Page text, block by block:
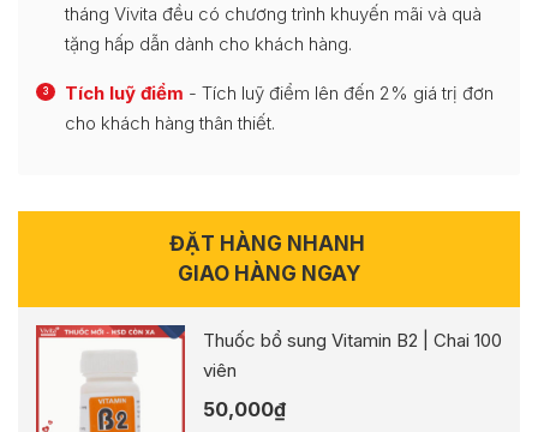
tháng Vivita đều có chương trình khuyến mãi và quà
tặng hấp dẫn dành cho khách hàng.
3 Tích luỹ điểm - Tích luỹ điểm lên đến 2% giá trị đơn
cho khách hàng thân thiết.
ĐẶT HÀNG NHANH
GIAO HÀNG NGAY
Thuốc bổ sung Vitamin B2 | Chai 100
viên
50,000₫